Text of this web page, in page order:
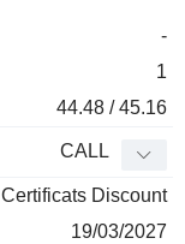
-
1
44.48 / 45.16
CALL
Certificats Discount
19/03/2027